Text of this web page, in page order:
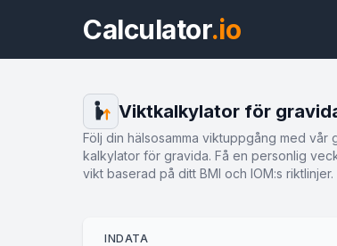
Calculator.io
Viktkalkylator för
Följ din hälsosamma viktuppgång med vår
kalkylator för gravida. Få en personlig
vikt baserad på ditt BMI och IOM:s riktlinjer.
INDATA